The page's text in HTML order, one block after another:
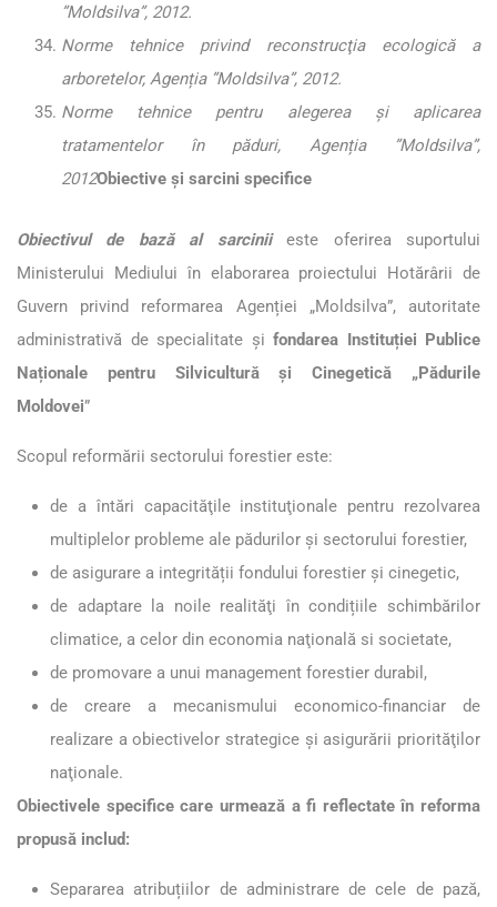
”Moldsilva”, 2012.
Norme tehnice privind reconstrucţia ecologică a
arboretelor, Agenția ”Moldsilva”, 2012.
Norme tehnice pentru alegerea şi aplicarea
tratamentelor în păduri, Agenția ”Moldsilva”,
2012Obiective și sarcini specifice
Obiectivul de bază al sarciniieste oferirea suportului
Ministerului Mediului în elaborarea proiectului Hotărârii de
Guvern privind reformarea Agenției „Moldsilva”, autoritate
administrativă de specialitate și fondarea Instituției Publice
Naționale pentru Silvicultură și Cinegetică „Pădurile
Moldovei”
Scopul reformării sectorului forestier este:
de a întări capacităţile instituţionale pentru rezolvarea
multiplelor probleme ale pădurilor şi sectorului forestier,
de asigurare a integrității fondului forestier și cinegetic,
de adaptare la noile realităţi în condițiile schimbărilor
climatice, a celor din economia naţională si societate,
de promovare a unui management forestier durabil,
de creare a mecanismului economico-financiar de
realizare a obiectivelor strategice și asigurării priorităţilor
naţionale.
Obiectivele specifice care urmează a fi reflectate în reforma
propusă includ:
Separarea atribuțiilor de administrare de cele de pază,